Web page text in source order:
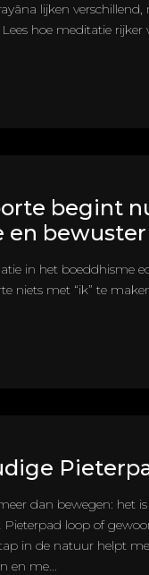
lijken verschillend,
hoe meditatie
begint
en bewuster
in het boeddhisme
niets met “ik” te
dan bewegen: het
loop of
in de natuur helpt
en me...